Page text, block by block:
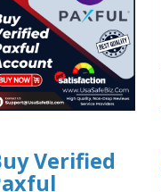
Verified